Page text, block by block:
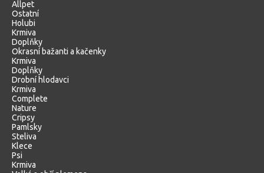
Allpet
Ostatní
Holubi
Krmiva
Doplňky
Okrasní bažanti a kačenky
Krmiva
Doplňky
Drobní hlodavci
Krmiva
Complete
Nature
Cripsy
Pamlsky
Steliva
Klece
Psi
Krmiva